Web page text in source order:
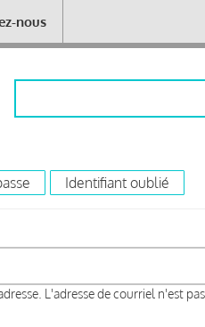
nous
Identifiant oublié
L'adresse de courriel n'est